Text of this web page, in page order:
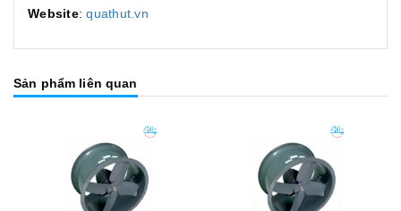
Website:quathut.vn
Sản phẩm liên quan